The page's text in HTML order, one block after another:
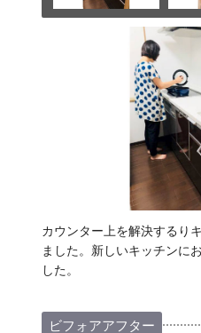
カウンター上を解決するり
ました。新しいキッチンに
した。
ビフォアアフター